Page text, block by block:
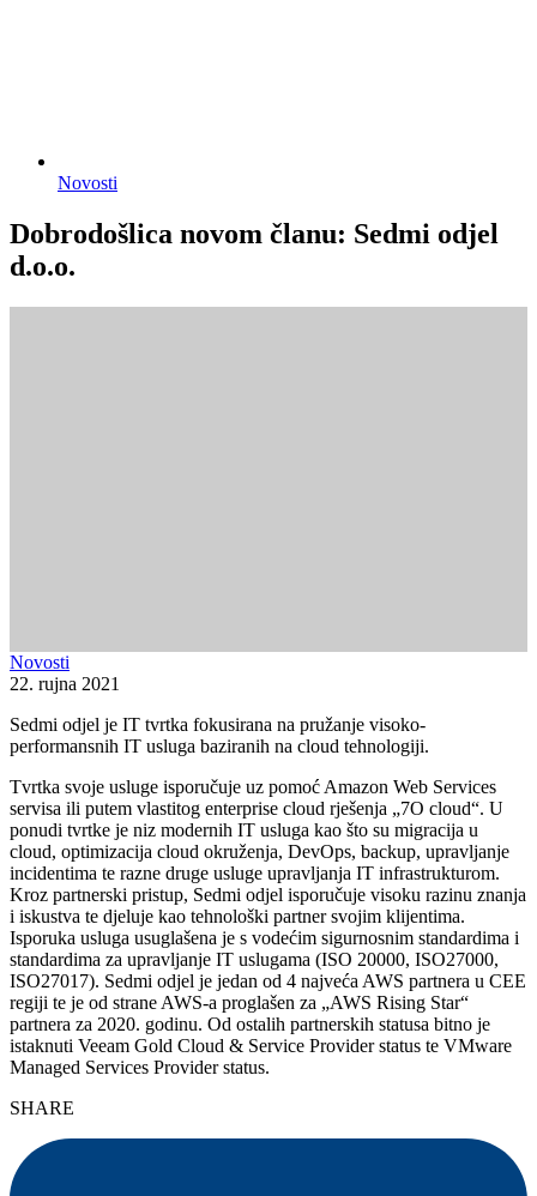
Novosti
Dobrodošlica novom članu: Sedmi odjel
d.o.o.
Novosti
22. rujna 2021
Sedmi odjel je IT tvrtka fokusirana na pružanje visoko-
performansnih IT usluga baziranih na cloud tehnologiji.
Tvrtka svoje usluge isporučuje uz pomoć Amazon Web Services
servisa ili putem vlastitog enterprise cloud rješenja „7O cloud“. U
ponudi tvrtke je niz modernih IT usluga kao što su migracija u
cloud, optimizacija cloud okruženja, DevOps, backup, upravljanje
incidentima te razne druge usluge upravljanja IT infrastrukturom.
Kroz partnerski pristup, Sedmi odjel isporučuje visoku razinu znanja
i iskustva te djeluje kao tehnološki partner svojim klijentima.
Isporuka usluga usuglašena je s vodećim sigurnosnim standardima i
standardima za upravljanje IT uslugama (ISO 20000, ISO27000,
ISO27017). Sedmi odjel je jedan od 4 najveća AWS partnera u CEE
regiji te je od strane AWS-a proglašen za „AWS Rising Star“
partnera za 2020. godinu. Od ostalih partnerskih statusa bitno je
istaknuti Veeam Gold Cloud & Service Provider status te VMware
Managed Services Provider status.
SHARE